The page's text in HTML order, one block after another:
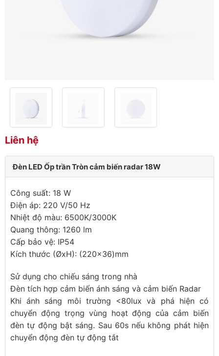
Liên hệ
Đèn LED Ốp trần Tròn cảm biến radar 18W
Công suất: 18 W
Điện áp: 220 V/50 Hz
Nhiệt độ màu: 6500K/3000K
Quang thông: 1260 lm
Cấp bảo vệ: IP54
Kích thước (ØxH): (220×36)mm
Sử dụng cho chiếu sáng trong nhà
Đèn tích hợp cảm biến ánh sáng và cảm biến Radar
Khi ánh sáng môi trường <80lux và phá hiện có
chuyển động trọng vùng hoạt động của cảm biến
đèn tự động bật sáng. Sau 60s nếu không phát hiện
chuyển động đèn tự động tắt